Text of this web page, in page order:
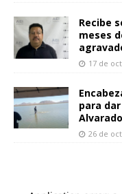
Recibe
meses
17 de
para
26 de